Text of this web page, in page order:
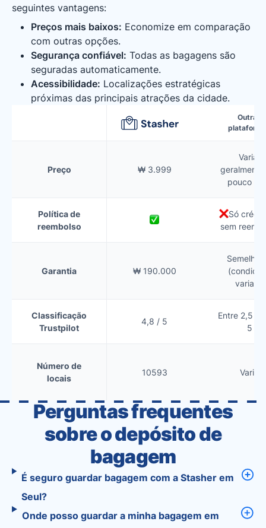
seguintes vantagens:
Preços mais baixos: Economize em comparação
com outras opções.
Segurança confiável: Todas as bagagens são
seguradas automaticamente.
Acessibilidade: Localizações estratégicas
próximas das principais atrações da cidade.
Outras
Preço ₩ 3.999
Varia,
geralmente
pouco
Política de
reembolso
Só
sem
Garantia ₩ 190.000
variam)
Classificação
Trustpilot
4,8 / 5
Entre 2,5 e
5
Número de
locais
10593 Varia
Perguntas frequentes
sobre o depósito de
bagagem
É seguro guardar bagagem com a Stasher em
Seul?
Onde posso guardar a minha bagagem em